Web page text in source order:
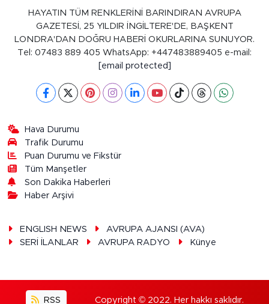
HAYATIN TÜM RENKLERİNİ BARINDIRAN AVRUPA
GAZETESİ, 25 YILDIR İNGİLTERE'DE, BAŞKENT
LONDRA'DAN DOĞRU HABERİ OKURLARINA SUNUYOR.
Tel: 07483 889 405 WhatsApp: +447483889405 e-mail:
[email protected]
Hava Durumu
Trafik Durumu
Puan Durumu ve Fikstür
Tüm Manşetler
Son Dakika Haberleri
Haber Arşivi
ENGLISH NEWS
AVRUPA AJANSI (AVA)
SERİ İLANLAR
AVRUPA RADYO Künye
RSS Copyright © 2022. Her hakkı saklıdır.